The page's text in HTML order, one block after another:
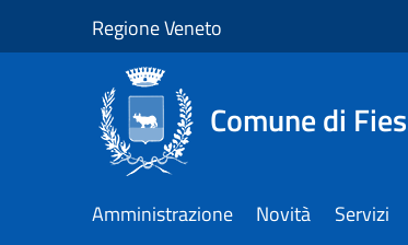
Regione Veneto
Comune di
Amministrazione Novità Servizi